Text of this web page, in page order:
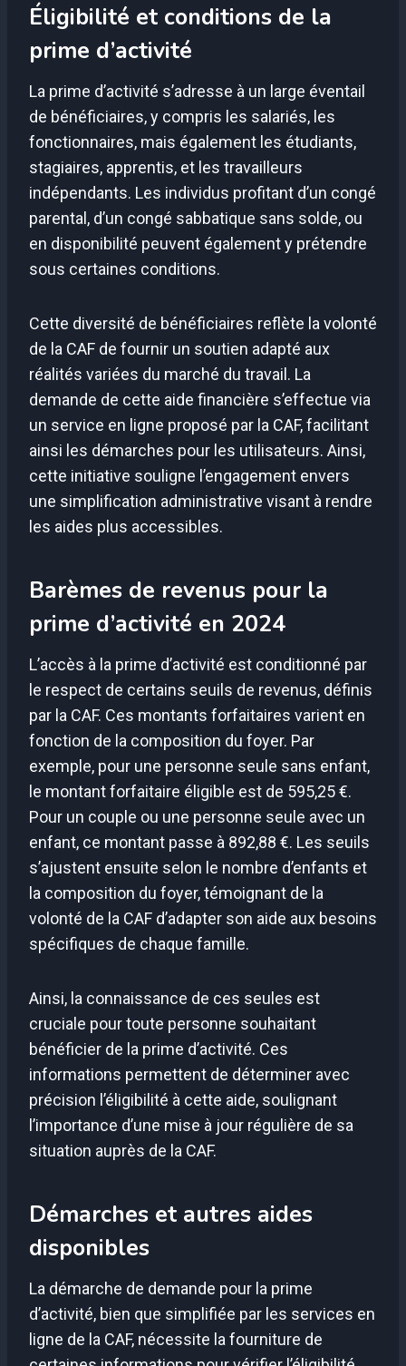
Éligibilité et conditions de la
prime d’activité
La prime d’activité s’adresse à un large éventail
de bénéficiaires, y compris les salariés, les
fonctionnaires, mais également les étudiants,
stagiaires, apprentis, et les travailleurs
indépendants. Les individus profitant d’un congé
parental, d’un congé sabbatique sans solde, ou
en disponibilité peuvent également y prétendre
sous certaines conditions.
Cette diversité de bénéficiaires reflète la volonté
de la CAF de fournir un soutien adapté aux
réalités variées du marché du travail. La
demande de cette aide financière s’effectue via
un service en ligne proposé par la CAF, facilitant
ainsi les démarches pour les utilisateurs. Ainsi,
cette initiative souligne l’engagement envers
une simplification administrative visant à rendre
les aides plus accessibles.
Barèmes de revenus pour la
prime d’activité en 2024
L’accès à la prime d’activité est conditionné par
le respect de certains seuils de revenus, définis
par la CAF. Ces montants forfaitaires varient en
fonction de la composition du foyer. Par
exemple, pour une personne seule sans enfant,
le montant forfaitaire éligible est de 595,25 €.
Pour un couple ou une personne seule avec un
enfant, ce montant passe à 892,88 €. Les seuils
s’ajustent ensuite selon le nombre d’enfants et
la composition du foyer, témoignant de la
volonté de la CAF d’adapter son aide aux besoins
spécifiques de chaque famille.
Ainsi, la connaissance de ces seules est
cruciale pour toute personne souhaitant
bénéficier de la prime d’activité. Ces
informations permettent de déterminer avec
précision l’éligibilité à cette aide, soulignant
l’importance d’une mise à jour régulière de sa
situation auprès de la CAF.
Démarches et autres aides
disponibles
La démarche de demande pour la prime
d’activité, bien que simplifiée par les services en
ligne de la CAF, nécessite la fourniture de